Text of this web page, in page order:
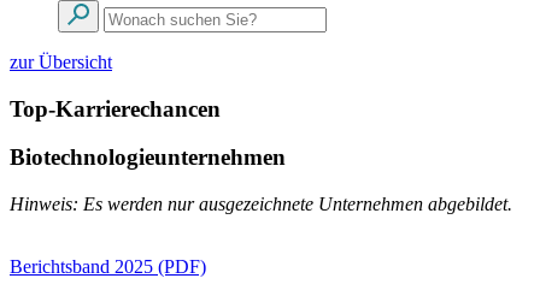
zur Übersicht
Top-Karrierechancen
Biotechnologieunternehmen
Hinweis: Es werden nur ausgezeichnete Unternehmen abgebildet.
Berichtsband 2025 (PDF)